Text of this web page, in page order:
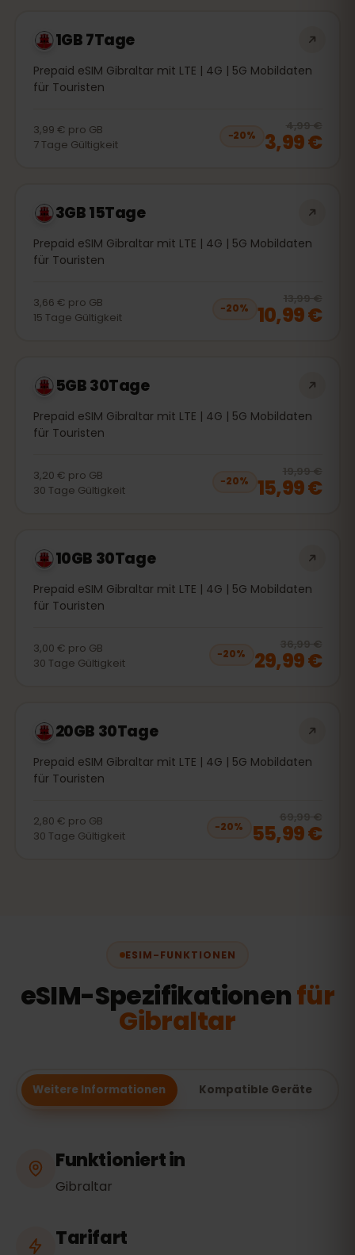
1GB 7Tage
Prepaid eSIM Gibraltar mit LTE | 4G | 5G Mobildaten
für Touristen
3,99 € pro GB
7Tage Gültigkeit
−20%
4,99 €
3,99 €
3GB 15Tage
Prepaid eSIM Gibraltar mit LTE | 4G | 5G Mobildaten
für Touristen
3,66 € pro GB
15 Tage Gültigkeit
−20%
13,99 €
10,99 €
5GB 30Tage
Prepaid eSIM Gibraltar mit LTE | 4G | 5G Mobildaten
für Touristen
3,20 € pro GB
30 Tage Gültigkeit
−20%
19,99 €
15,99 €
10GB 30Tage
Prepaid eSIM Gibraltar mit LTE | 4G | 5G Mobildaten
für Touristen
3,00 € pro GB
30 Tage Gültigkeit
−20%
36,99 €
29,99 €
20GB 30Tage
Prepaid eSIM Gibraltar mit LTE | 4G | 5G Mobildaten
für Touristen
2,80 € pro GB
30 Tage Gültigkeit
−20%
69,99 €
55,99 €
ESIM-FUNKTIONEN
eSIM-Spezifikationenfür
Gibraltar
Weitere Informationen Kompatible Geräte
Funktioniert in
Gibraltar
Tarifart